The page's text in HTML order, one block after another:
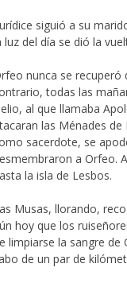
siguió a su
luz del día se dió la
nunca se recuperó
todas las
al que llamaba
las Ménades
sacerdote, se
a Orfeo.
la isla de Lesbos.
Musas, llorando,
hoy que los
limpiarse la sangre
de un par de